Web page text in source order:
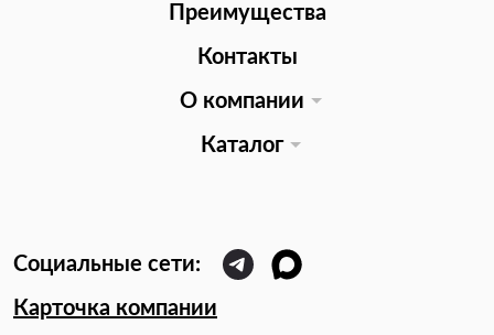
Преимущества
Контакты
О компании
Каталог
Карточка компании